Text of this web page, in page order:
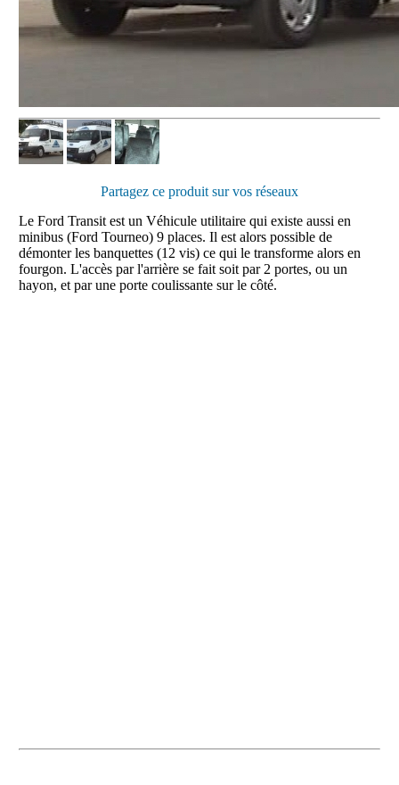
Partagez ce produit sur vos réseaux
Le Ford Transit est un Véhicule utilitaire qui existe aussi en
minibus (Ford Tourneo) 9 places. Il est alors possible de
démonter les banquettes (12 vis) ce qui le transforme alors en
fourgon. L'accès par l'arrière se fait soit par 2 portes, ou un
hayon, et par une porte coulissante sur le côté.